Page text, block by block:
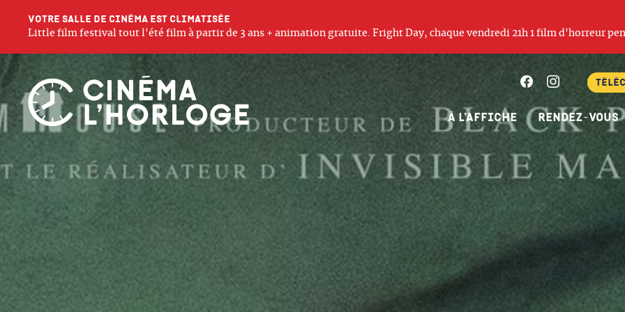
Votre salle de cinéma est climatisée
Little film festival tout l'été film à partir de 3 ans + animation gratuite. Fright Day, chaque vendredi 21h 1 film d'horreur
À l’affiche Rendez-vous
FacebookInstagram